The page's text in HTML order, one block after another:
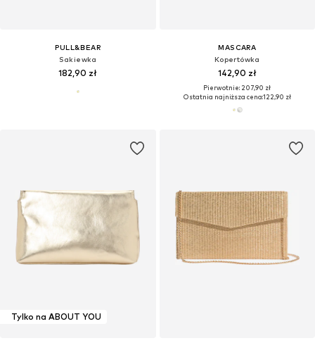
PULL&BEAR
Sakiewka
182,90 zł
MASCARA
Kopertówka
142,90 zł
Pierwotnie: 207,90 zł
Ostatnia najniższa cena:122,90 zł
Tylko na ABOUT YOU